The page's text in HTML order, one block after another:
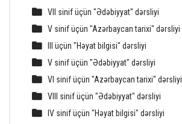
VII sinif üçün "Ədəbiyyat" dərsliyi
V sinif üçün "Azərbaycan tarixi" dərsliyi
III üçün "Həyat bilgisi" dərsliyi
V sinif üçün "Ədəbiyyat" dərsliyi
VI sinif üçün "Azərbaycan tarixi" dərsliyi
VIII sinif üçün "Ədəbiyyat" dərsliyi
IV sinif üçün "Həyat bilgisi" dərsliyi